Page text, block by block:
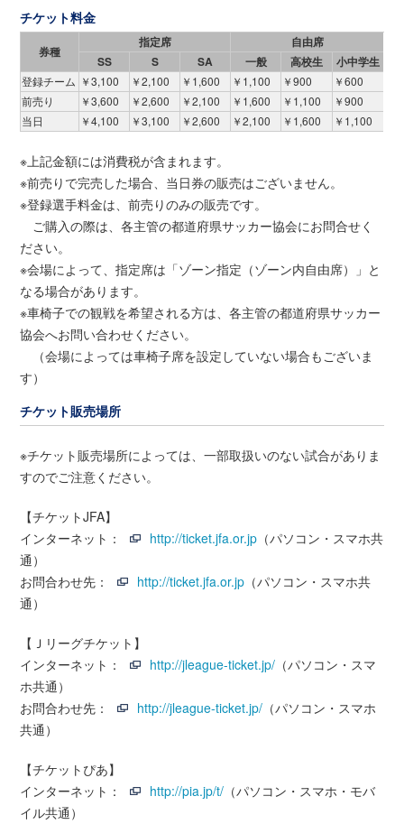
チケット料金
券種
指定席
自由席
SS
S SA 一般 高校生 小中学生
登録チーム ￥3,100 ￥2,100 ￥1,600 ￥1,100 ￥900
￥600
前売り
￥3,600 ￥2,600 ￥2,100 ￥1,600 ￥1,100
￥900
当日
￥4,100 ￥3,100 ￥2,600 ￥2,100 ￥1,600 ￥1,100
※上記金額には消費税が含まれます。
※前売りで完売した場合、当日券の販売はございません。
※登録選手料金は、前売りのみの販売です。
ご購入の際は、各主管の都道府県サッカー協会にお問合せく
ださい。
※会場によって、指定席は「ゾーン指定（ゾーン内自由席）」と
なる場合があります。
※車椅子での観戦を希望される方は、各主管の都道府県サッカー
協会へお問い合わせください。
（会場によっては車椅子席を設定していない場合もございま
す）
チケット販売場所
※チケット販売場所によっては、一部取扱いのない試合がありま
すのでご注意ください。
【チケットJFA】
インターネット：
http://ticket.jfa.or.jp （パソコン・スマホ共
通）
お問合わせ先：
http://ticket.jfa.or.jp （パソコン・スマホ共
通）
【Ｊリーグチケット】
インターネット：
http://jleague-ticket.jp/ （パソコン・スマ
ホ共通）
お問合わせ先：
http://jleague-ticket.jp/ （パソコン・スマホ
共通）
【チケットぴあ】
インターネット：
http://pia.jp/t/ （パソコン・スマホ・モバ
イル共通）